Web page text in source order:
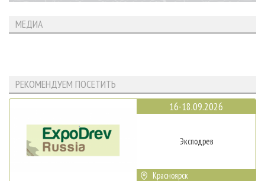
МЕДИА
РЕКОМЕНДУЕМ ПОСЕТИТЬ
16-18.09.2026
Эксподрев
Красноярск